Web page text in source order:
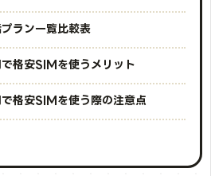
ラン一覧比較表
格安SIMを使うメリット
格安SIMを使う際の注意点